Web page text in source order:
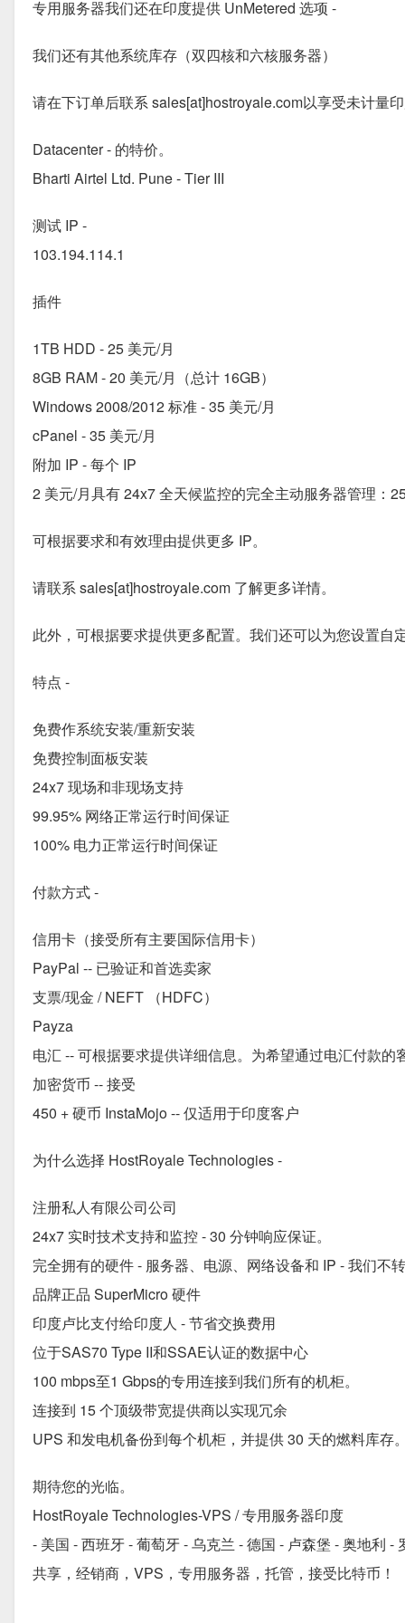
专用服务器我们还在印度提供 UnMetered 选项 -
我们还有其他系统库存（双四核和六核服务器）
请在下订单后联系 sales[at]hostroyale.com以享受未计量
Datacenter - 的特价。
Bharti Airtel Ltd. Pune - Tier III
测试 IP -
103.194.114.1
插件
1TB HDD - 25 美元/月
8GB RAM - 20 美元/月（总计 16GB）
Windows 2008/2012 标准 - 35 美元/月
cPanel - 35 美元/月
附加 IP - 每个 IP
2 美元/月具有 24x7 全天候监控的完全主动服务器管理：
可根据要求和有效理由提供更多 IP。
请联系 sales[at]hostroyale.com 了解更多详情。
此外，可根据要求提供更多配置。我们还可以为您设置自
特点 -
免费作系统安装/重新安装
免费控制面板安装
24x7 现场和非现场支持
99.95% 网络正常运行时间保证
100% 电力正常运行时间保证
付款方式 -
信用卡（接受所有主要国际信用卡）
PayPal -- 已验证和首选卖家
支票/现金 / NEFT （HDFC）
Payza
电汇 -- 可根据要求提供详细信息。为希望通过电汇付款的
加密货币 -- 接受
450 + 硬币 InstaMojo -- 仅适用于印度客户
为什么选择 HostRoyale Technologies -
注册私人有限公司公司
24x7 实时技术支持和监控 - 30 分钟响应保证。
完全拥有的硬件 - 服务器、电源、网络设备和 IP - 我们不
品牌正品 SuperMicro 硬件
印度卢比支付给印度人 - 节省交换费用
位于SAS70 Type II和SSAE认证的数据中心
100 mbps至1 Gbps的专用连接到我们所有的机柜。
连接到 15 个顶级带宽提供商以实现冗余
UPS 和发电机备份到每个机柜，并提供 30 天的燃料库存。
期待您的光临。
HostRoyale Technologies-VPS / 专用服务器印度
- 美国 - 西班牙 - 葡萄牙 - 乌克兰 - 德国 - 卢森堡 - 奥地利
共享，经销商，VPS，专用服务器，托管，接受比特币！